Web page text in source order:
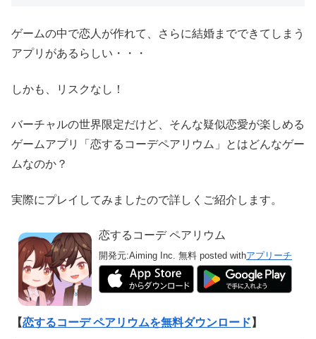
ゲームの中で恋人が作れて、さらに結婚までできてしまう
アプリがあるらしい・・・
しかも、リスクなし！
バーチャルの世界限定だけど、そんな疑似恋愛が楽しめる
ゲームアプリ「恋するコーデペアリウム」とはどんなゲー
ムなのか？
実際にプレイしてみましたので詳しくご紹介します。
恋するコーデ ペアリウム
開発元:Aiming Inc. 無料 posted withアプリーチ
【恋するコーデ ペアリウムを無料ダウンロード 】